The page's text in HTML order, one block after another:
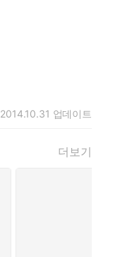
2014.10.31 업데이트
더보기